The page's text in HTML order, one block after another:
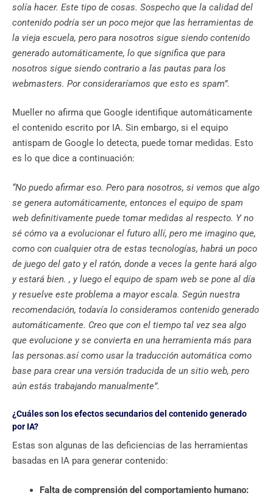
solía hacer. Este tipo de cosas. Sospecho que la calidad del
contenido podría ser un poco mejor que las herramientas de
la vieja escuela, pero para nosotros sigue siendo contenido
generado automáticamente, lo que significa que para
nosotros sigue siendo contrario a las pautas para los
webmasters. Por consideraríamos que esto es spam”.
Mueller no afirma que Google identifique automáticamente
el contenido escrito por IA. Sin embargo, si el equipo
antispam de Google lo detecta, puede tomar medidas. Esto
es lo que dice a continuación:
“No puedo afirmar eso. Pero para nosotros, si vemos que algo
se genera automáticamente, entonces el equipo de spam
web definitivamente puede tomar medidas al respecto. Y no
sé cómo va a evolucionar el futuro allí, pero me imagino que,
como con cualquier otra de estas tecnologías, habrá un poco
de juego del gato y el ratón, donde a veces la gente hará algo
y estará bien. , y luego el equipo de spam web se pone al día
y resuelve este problema a mayor escala. Según nuestra
recomendación, todavía lo consideramos contenido generado
automáticamente. Creo que con el tiempo tal vez sea algo
que evolucione y se convierta en una herramienta más para
las personas.así como usar la traducción automática como
base para crear una versión traducida de un sitio web, pero
aún estás trabajando manualmente”.
¿Cuáles son los efectos secundarios del contenido generado
por IA?
Estas son algunas de las deficiencias de las herramientas
basadas en IA para generar contenido:
Falta de comprensión del comportamiento humano: